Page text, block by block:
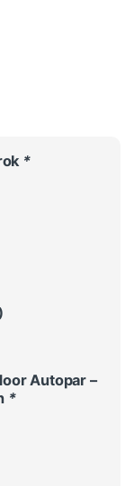
*
Autopar –
*